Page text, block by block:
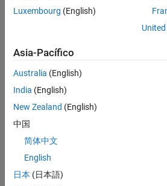
Call MATLAB Functions from
This example shows how to verify the
Windows®platform.
This example shows how to build and
on Linux®
This example shows how to build and
Luxembourg (English)
Asia-Pacífico
Australia (English)
India (English)
New Zealand (English)
中国
简体中文
English
日本 (日本語)